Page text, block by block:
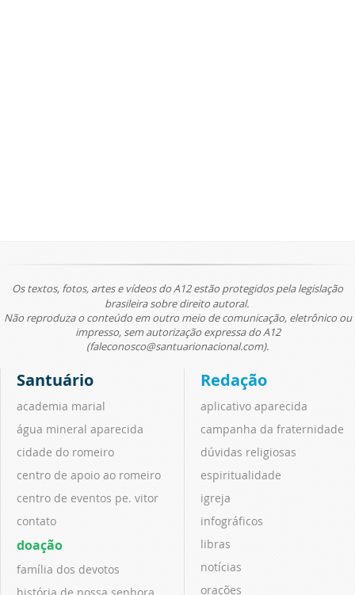
Os textos, fotos, artes e vídeos do A12 estão protegidos pela legislação
brasileira sobre direito autoral.
Não reproduza o conteúdo em outro meio de comunicação, eletrônico ou
impresso, sem autorização expressa do A12
(faleconosco@santuarionacional.com).
Santuário
academia marial
água mineral aparecida
cidade do romeiro
centro de apoio ao romeiro
centro de eventos pe. vitor
contato
doação
família dos devotos
Redação
aplicativo aparecida
campanha da fraternidade
dúvidas religiosas
espiritualidade
igreja
infográficos
libras
notícias
orações